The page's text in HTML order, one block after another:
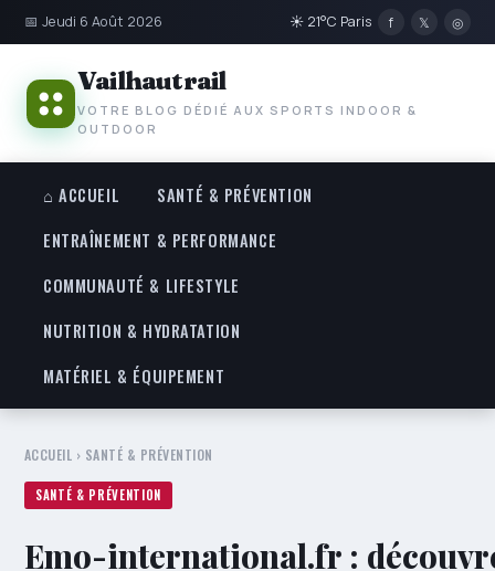
📅 Jeudi 6 Août 2026 ☀ 21°C Paris f 𝕏 ◎
Vailhautrail
VOTRE BLOG DÉDIÉ AUX SPORTS INDOOR &
OUTDOOR
⌂ ACCUEIL
SANTÉ & PRÉVENTION
ENTRAÎNEMENT & PERFORMANCE
COMMUNAUTÉ & LIFESTYLE
NUTRITION & HYDRATATION
MATÉRIEL & ÉQUIPEMENT
ACCUEIL › SANTÉ & PRÉVENTION
SANTÉ & PRÉVENTION
Emo-international.fr :